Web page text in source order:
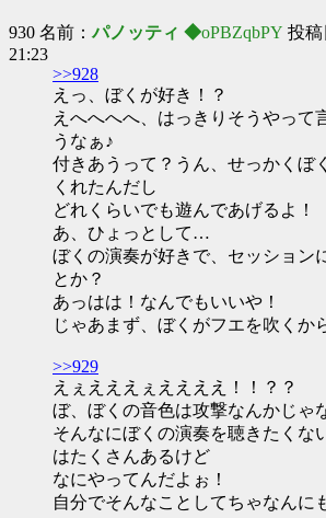
930 名前：パノッティ ◆oPBZqbPY 投稿
21:23
>>928
えっ、ぼくが好き！？
えへへへへ、はっきりそうやって
うなぁ♪
付きあうって？うん、せっかくぼ
くれたんだし
どれくらいでも遊んであげるよ！
あ、ひょっとして…
ぼくの演奏が好きで、セッション
とか？
あっはは！なんでもいいや！
じゃあまず、ぼくがフエを吹くか
>>929
えぇえええぇええええ！！？？
ぼ、ぼくの音色は攻撃なんかじゃ
そんなにぼくの演奏を聴きたくな
はたくさんあるけど
なにやってんだよぉ！
自分でそんなことしてちゃなんに